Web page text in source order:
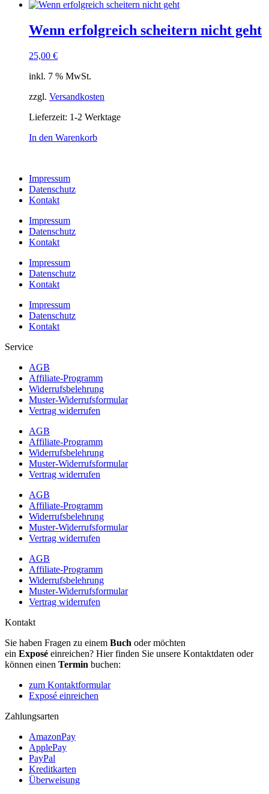
Wenn erfolgreich scheitern nicht geht
25,00 €
inkl. 7 % MwSt.
zzgl. Versandkosten
Lieferzeit: 1-2 Werktage
In den Warenkorb
Impressum
Datenschutz
Kontakt
Impressum
Datenschutz
Kontakt
Impressum
Datenschutz
Kontakt
Impressum
Datenschutz
Kontakt
Service
AGB
Affiliate-Programm
Widerrufsbelehrung
Muster-Widerrufsformular
Vertrag widerrufen
AGB
Affiliate-Programm
Widerrufsbelehrung
Muster-Widerrufsformular
Vertrag widerrufen
AGB
Affiliate-Programm
Widerrufsbelehrung
Muster-Widerrufsformular
Vertrag widerrufen
AGB
Affiliate-Programm
Widerrufsbelehrung
Muster-Widerrufsformular
Vertrag widerrufen
Kontakt
Sie haben Fragen zu einem Buch oder möchten
ein Exposé einreichen? Hier finden Sie unsere Kontaktdaten oder
können einen Termin buchen:
zum Kontaktformular
Exposé einreichen
Zahlungsarten
AmazonPay
ApplePay
PayPal
Kreditkarten
Überweisung